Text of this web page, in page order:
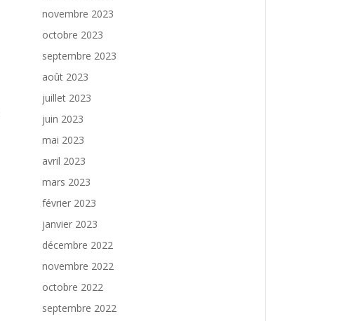
novembre 2023
octobre 2023
septembre 2023
août 2023
juillet 2023
juin 2023
mai 2023
avril 2023
mars 2023
février 2023
janvier 2023
décembre 2022
novembre 2022
octobre 2022
septembre 2022